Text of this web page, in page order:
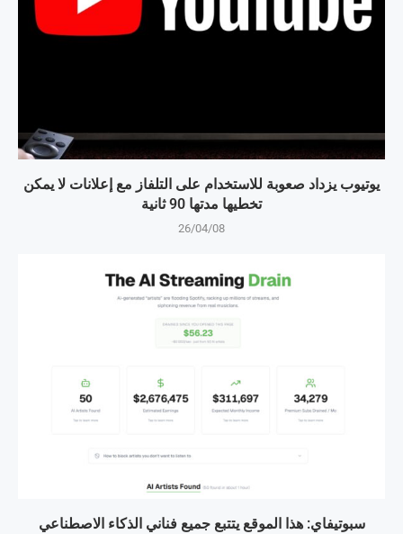
يوتيوب يزداد صعوبة للاستخدام على التلفاز مع إعلانات لا يمكن
تخطيها مدتها 90 ثانية
26/04/08
سبوتيفاي: هذا الموقع يتتبع جميع فناني الذكاء الاصطناعي